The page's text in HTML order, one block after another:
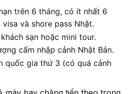
trên 6 tháng, có ít nhất 6
và shore pass Nhật.
sạn hoặc mini tour.
cấm nhập cảnh Nhật Bản.
quốc gia thứ 3 (có quá cảnh